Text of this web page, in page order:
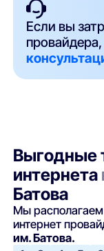
Если вы
Выгодные
интернета
Батова
Мы
интернет
им. Батова.